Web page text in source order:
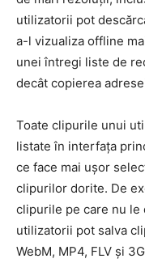
utilizatorii pot
a-l vizualiza offline
unei întregi liste de
decât copierea
Toate clipurile unui
listate în interfața
ce face mai ușor
clipurilor dorite. De
clipurile pe care nu le
utilizatorii pot salva
WebM, MP4, FLV și